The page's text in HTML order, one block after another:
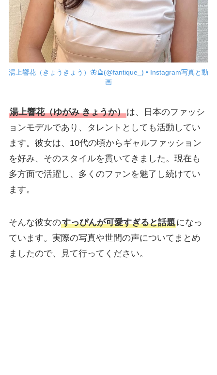
湯上響花（きょうきょう）🦋🔮(@fantique_) • Instagram写真と動
画
湯上響花（ゆがみ きょうか）は、日本のファッシ
ョンモデルであり、タレントとしても活動してい
ます。彼女は、10代の頃からギャルファッション
を好み、そのスタイルを貫いてきました。現在も
多方面で活躍し、多くのファンを魅了し続けてい
ます。
そんな彼女のすっぴんが可愛すぎると話題になっ
ています。実際の写真や世間の声についてまとめ
ましたので、見て行ってください。